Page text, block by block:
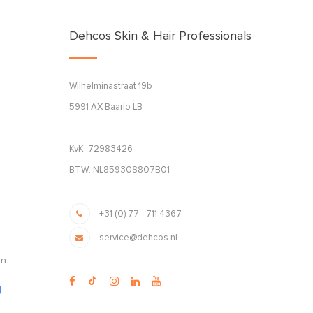
Dehcos Skin & Hair Professionals
Wilhelminastraat 19b
5991 AX Baarlo LB
KvK: 72983426
BTW: NL859308807B01
+31 (0) 77 - 711 4367
service@dehcos.nl